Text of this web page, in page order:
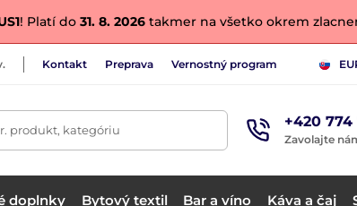
! Platí do 31. 8. 2026 takmer na všetko okrem
Kontakt Preprava Vernostný program
produkt, kategóriu +420 774
Zavolajte
doplnky Bytový textil Bar a víno Káva a čaj